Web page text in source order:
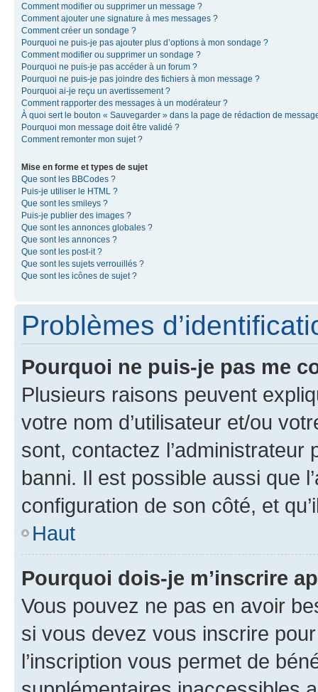
Comment modifier ou supprimer un message ?
Comment ajouter une signature à mes messages ?
Comment créer un sondage ?
Pourquoi ne puis-je pas ajouter plus d’options à mon sondage ?
Comment modifier ou supprimer un sondage ?
Pourquoi ne puis-je pas accéder à un forum ?
Pourquoi ne puis-je pas joindre des fichiers à mon message ?
Pourquoi ai-je reçu un avertissement ?
Comment rapporter des messages à un modérateur ?
À quoi sert le bouton « Sauvegarder » dans la page de rédaction de
Pourquoi mon message doit être validé ?
Comment remonter mon sujet ?
Mise en forme et types de sujet
Que sont les BBCodes ?
Puis-je utiliser le HTML ?
Que sont les smileys ?
Puis-je publier des images ?
Que sont les annonces globales ?
Que sont les annonces ?
Que sont les post-it ?
Que sont les sujets verrouillés ?
Que sont les icônes de sujet ?
Problèmes
Pourquoi ne puis-je pas me
Plusieurs raisons peuvent
votre nom d’utilisateur et/ou
sont, contactez l’administrateur
banni. Il est possible aussi que
configuration de son côté, et
Haut
Pourquoi dois-je m’inscrire
Vous pouvez ne pas en avoir
si vous devez vous inscrire
l’inscription vous permet de